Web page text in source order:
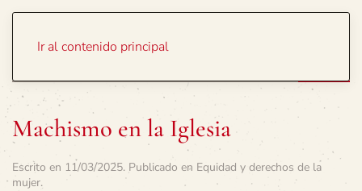
Ir al contenido principal
Machismo en la Iglesia
Escrito en 11/03/2025. Publicado en Equidad y derechos de la
mujer.